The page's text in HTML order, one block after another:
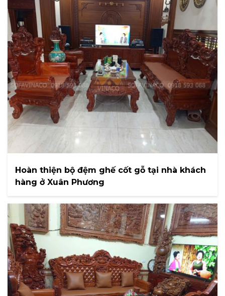
Hoàn thiện bộ đệm ghế cốt gỗ tại nhà khách
hàng ở Xuân Phương